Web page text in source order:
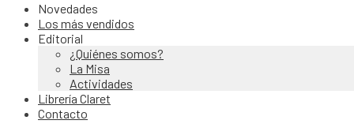
Novedades
Los más vendidos
Editorial
¿Quiénes somos?
La Misa
Actividades
Librería Claret
Contacto